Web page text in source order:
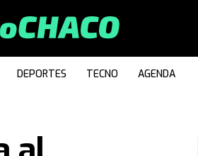
DEPORTES TECNO AGENDA